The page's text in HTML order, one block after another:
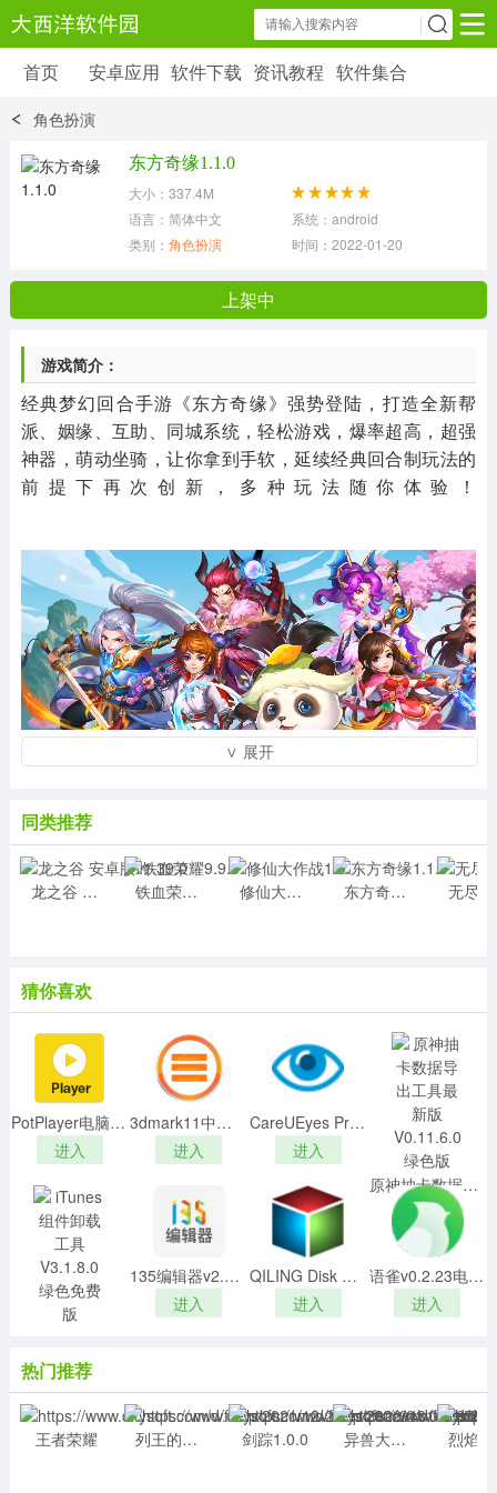
安卓应用 软件下载 资讯教程
6179 款应用
39 款应用
首页 安卓应用 软件下载 资讯教程 软件集合
角色扮演
东方奇缘1.1.0
大小：337.4M
语言：简体中文
系统：android
类别： 角色扮演 时间：2022-01-20 15:31:40
上架中
游戏简介：
经典梦幻回合手游《东方奇缘》强势登陆，打造全新帮
派、姻缘、互助、同城系统，轻松游戏，爆率超高，超强
神器，萌动坐骑，让你拿到手软，延续经典回合制玩法的
前提下再次创新，多种玩法随你体验！
∨ 展开
同类推荐
龙之谷 安卓版v1.39.0 铁血荣耀9.9.3 修仙大作战1.0 东方奇缘1.1.0
猜你喜欢
PotPlayer电脑版 32位/64位 V1.7.21702 免费汉化版
进入
3dmark11中文破解版
进入
CareUEyes Pro 2v2.1破解版
进入
原神抽卡数据导出工具最新版 V0.11.6.0 绿色版
进入
进入
135编辑器v2.0官方版
进入
QILING Disk Master Technician(磁盘管理工具)v5.5.0中文破解版
进入
语雀v0.2.23电脑版
进入
热门推荐
王者荣耀 列王的纷争：西部大陆2.111.0 剑踪1.0.0 异兽大冒险1.0.3